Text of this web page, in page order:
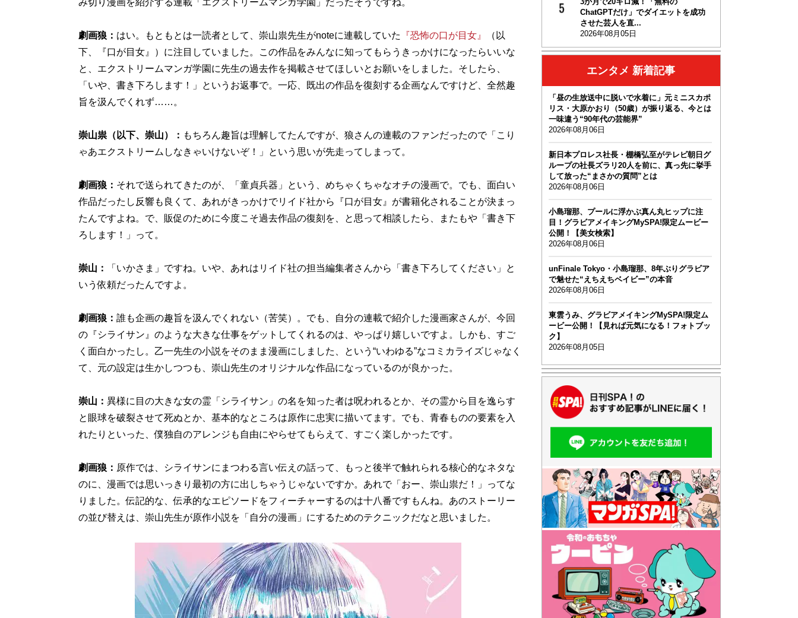
み切り漫画を紹介する連載「エクストリームマンガ学園」だったそうですね。
劇画狼： はい。もともとは一読者として、崇山祟先生がnoteに連載していた 『恐怖の口が目女』
（以
下、『口が目女』）に注目していました。この作品をみんなに知ってもらうきっかけになったらいいな
と、エクストリームマンガ学園に先生の過去作を掲載させてほしいとお願いをしました。そしたら、
「いや、書き下ろします！」というお返事で。一応、既出の作品を復刻する企画なんですけど、全然趣
旨を汲んでくれず……。
崇山祟（以下、崇山）： もちろん趣旨は理解してたんですが、狼さんの連載のファンだったので「こり
ゃあエクストリームしなきゃいけないぞ！」という思いが先走ってしまって。
劇画狼： それで送られてきたのが、「童貞兵器」という、めちゃくちゃなオチの漫画で。でも、面白い
作品だったし反響も良くて、あれがきっかけでリイド社から『口が目女』が書籍化されることが決まっ
たんですよね。で、販促のために今度こそ過去作品の復刻を、と思って相談したら、またもや「書き下
ろします！」って。
崇山：
「いかさま」ですね。いや、あれはリイド社の担当編集者さんから「書き下ろしてください」と
いう依頼だったんですよ。
劇画狼： 誰も企画の趣旨を汲んでくれない（苦笑）。でも、自分の連載で紹介した漫画家さんが、今回
の『シライサン』のような大きな仕事をゲットしてくれるのは、やっぱり嬉しいですよ。しかも、すご
く面白かったし。乙一先生の小説をそのまま漫画にしました、という“いわゆる”なコミカライズじゃなく
て、元の設定は生かしつつも、崇山先生のオリジナルな作品になっているのが良かった。
崇山： 異様に目の大きな女の霊「シライサン」の名を知った者は呪われるとか、その霊から目を逸らす
と眼球を破裂させて死ぬとか、基本的なところは原作に忠実に描いてます。でも、青春ものの要素を入
れたりといった、僕独自のアレンジも自由にやらせてもらえて、すごく楽しかったです。
劇画狼： 原作では、シライサンにまつわる言い伝えの話って、もっと後半で触れられる核心的なネタな
のに、漫画では思いっきり最初の方に出しちゃうじゃないですか。あれで「おー、崇山祟だ！」ってな
りました。伝記的な、伝承的なエピソードをフィーチャーするのは十八番ですもんね。あのストーリー
の並び替えは、崇山先生が原作小説を「自分の漫画」にするためのテクニックだなと思いました。
ChatGPTだけ」でダイエットを成功
させた芸人を直...
2026年08月05日
エンタメ 新着記事
「昼の生放送中に脱いで水着に」元ミニスカポ
リス・大原かおり（50歳）が振り返る、今とは
一味違う“90年代の芸能界”
2026年08月06日
新日本プロレス社長・棚橋弘至がテレビ朝日グ
ループの社長ズラリ20人を前に、真っ先に挙手
して放った“まさかの質問”とは
2026年08月06日
小島瑠那、プールに浮かぶ真ん丸ヒップに注
目！グラビアメイキングMySPA!限定ムービー
公開！【美女検索】
2026年08月06日
unFinale Tokyo・小島瑠那、8年ぶりグラビア
で魅せた“えちえちベイビー”の本音
2026年08月06日
東雲うみ、グラビアメイキングMySPA!限定ム
ービー公開！【見れば元気になる！フォトブッ
ク】
2026年08月05日